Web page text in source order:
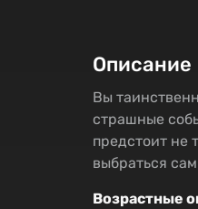
Описание
Вы
страшные
предстоит не
выбраться
Возрастные